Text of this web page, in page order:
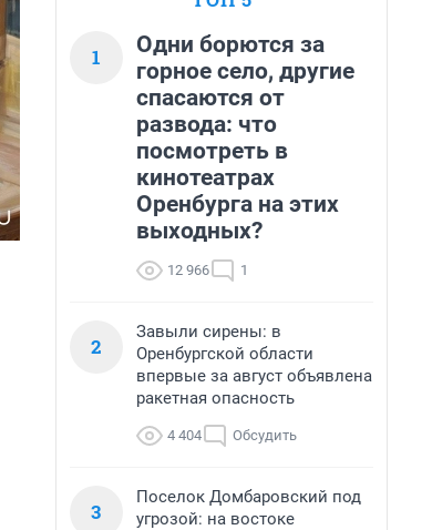
1
Одни борются за
горное село, другие
спасаются от
развода: что
посмотреть в
кинотеатрах
Оренбурга на этих
выходных?
12 966 1
2
Завыли сирены: в
Оренбургской области
впервые за август объявлена
ракетная опасность
4 404 Обсудить
3
Поселок Домбаровский под
угрозой: на востоке